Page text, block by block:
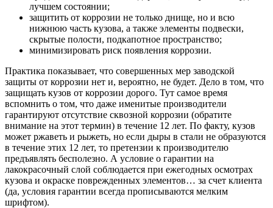
лучшем состоянии;
защитить от коррозии не только днище, но и всю
нижнюю часть кузова, а также элементы подвески,
скрытые полости, подкапотное пространство;
минимизировать риск появления коррозии.
Практика показывает, что совершенных мер заводской
защиты от коррозии нет и, вероятно, не будет. Дело в том, что
защищать кузов от коррозии дорого. Тут самое время
вспомнить о том, что даже именитые производители
гарантируют отсутствие сквозной коррозии (обратите
внимание на этот термин) в течение 12 лет. По факту, кузов
может ржаветь и рыжеть, но если дыры в стали не образуются
в течение этих 12 лет, то претензии к производителю
предъявлять бесполезно. А условие о гарантии на
лакокрасочный слой соблюдается при ежегодных осмотрах
кузова и окраске поврежденных элементов… за счет клиента
(да, условия гарантии всегда прописываются мелким
шрифтом).